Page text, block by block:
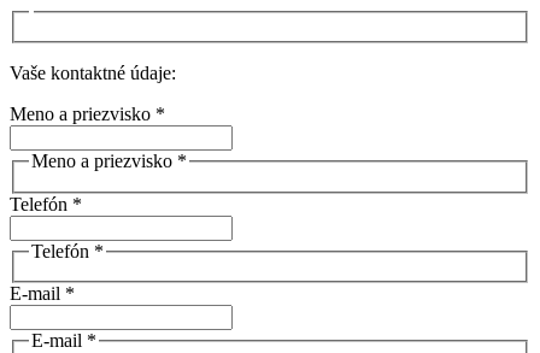
Vaše kontaktné údaje:
Meno a priezvisko *
Meno a priezvisko *
Telefón *
Telefón *
E-mail *
E-mail *